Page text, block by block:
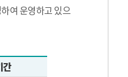
여 운영하고 있으
간